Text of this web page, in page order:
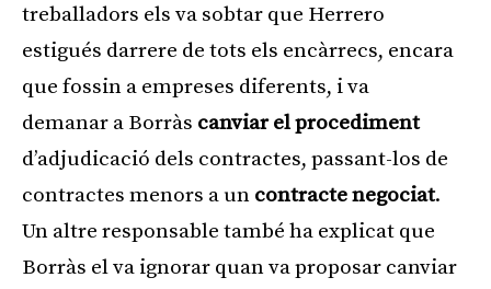
treballadors els va sobtar que Herrero
estigués darrere de tots els encàrrecs, encara
que fossin a empreses diferents, i va
demanar a Borràs canviar el procediment
d’adjudicació dels contractes, passant-los de
contractes menors a un contracte negociat.
Un altre responsable també ha explicat que
Borràs el va ignorar quan va proposar canviar